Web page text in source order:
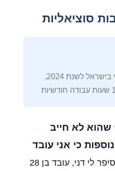
סוציאליות
השכר המינימום החוקי בישראל לשנת 2024,
לא חייב
כי אני עובד
– סיפר לי דני, עובד בן 28